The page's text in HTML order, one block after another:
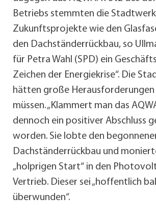
Betriebs stemmten die
Zukunftsprojekte wie den
den Dachständerrückbau, so
für Petra Wahl (SPD) ein
Zeichen der Energiekrise“. Die
hätten große
müssen. „Klammert man das
dennoch ein positiver Abschluss
worden. Sie lobte den
Dachständerrückbau und
„holprigen Start“ in den
Vertrieb. Dieser sei „hoffentlich
überwunden“.